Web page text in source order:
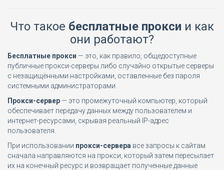
Что такое бесплатные прокси и как
они работают?
Бесплатные прокси — это, как правило, общедоступные
публичные прокси-серверы либо случайно открытые серверы
с незащищёнными настройками, оставленные без пароля
системными администраторами.
Прокси-сервер — это промежуточный компьютер, который
обеспечивает передачу данных между пользователем и
интернет-ресурсами, скрывая реальный IP-адрес
пользователя.
При использовании прокси-сервера все запросы к сайтам
сначала направляются на прокси, который затем пересылает
их на конечный ресурс и возвращает полученные данные